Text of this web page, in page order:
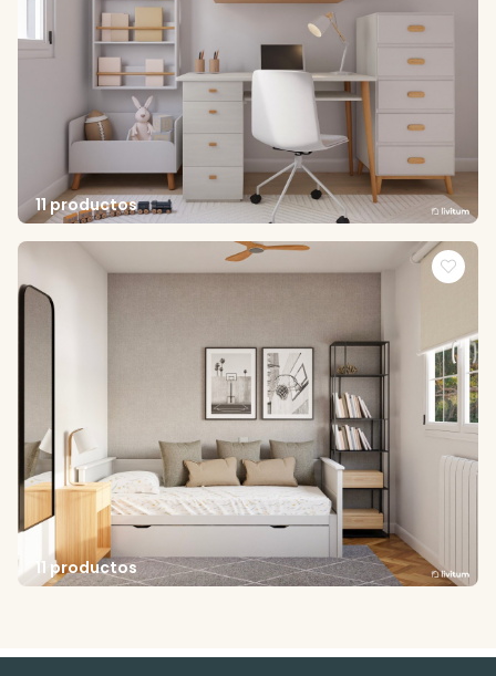
11 productos
11 productos